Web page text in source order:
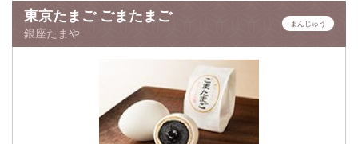
東京たまご ごまたまご
銀座たまや
まんじゅう